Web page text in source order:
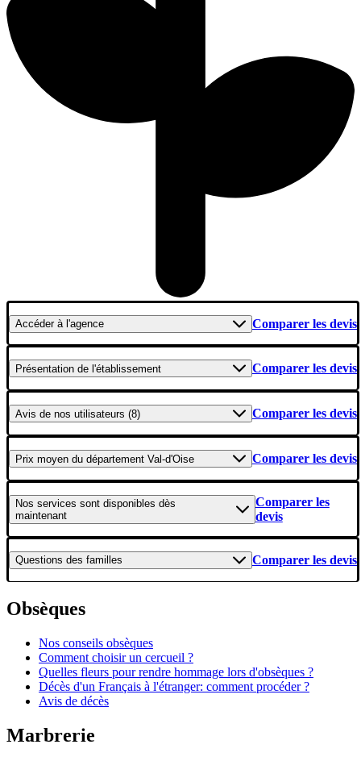
Accéderà l'agence Comparer les devis
Présentation de l'établissement Comparer les devis
Avis de nos utilisateurs (8) Comparer les devis
Prix moyen du département Val-d'Oise Comparer les devis
Nos services sont disponibles dès
maintenant
Comparer les
devis
Questions des familles Comparer les devis
Obsèques
Nos conseils obsèques
Comment choisir un cercueil ?
Quelles fleurs pour rendre hommage lors d'obsèques ?
Décès d'un Français à l'étranger: comment procéder ?
Avis de décès
Marbrerie